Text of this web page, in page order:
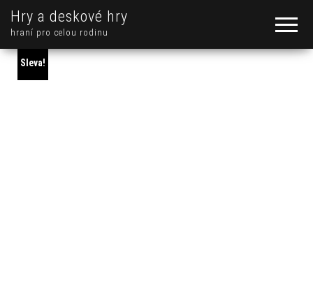
Hry a deskové hry
hraní pro celou rodinu
Sleva!